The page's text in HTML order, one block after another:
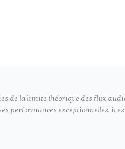
de la limite théorique des flux
performances exceptionnelles, il